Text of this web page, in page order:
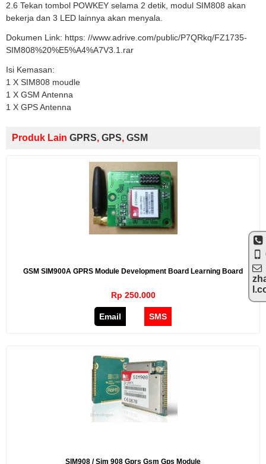
2.6 Tekan tombol POWKEY selama 2 detik, modul SIM808 akan
bekerja dan 3 LED lainnya akan menyala.
Dokumen Link: https: //www.adrive.com/public/P7QRkq/FZ1735-
SIM808%20%E5%A4%A7V3.1.rar
Isi Kemasan:
1 X SIM808 moudle
1 X GSM Antenna
1 X GPS Antenna
Produk Lain GPRS, GPS, GSM
GSM SIM900A GPRS Module Development Board Learning Board
Rp 250.000
Email SMS
SIM908 / Sim 908 Gprs Gsm Gps Module